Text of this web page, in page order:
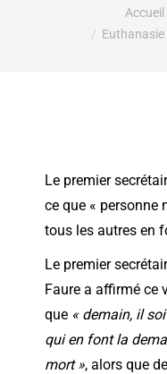
Vous êtes ici :Accueil
Le premier
ce que « personne
tous les autres en
Le premier
Faure a affirmé ce
que « demain, il
qui en font la
mort », alors que